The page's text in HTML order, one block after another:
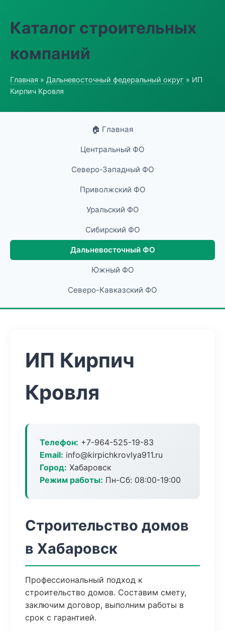
Каталог строительных
компаний
Главная » Дальневосточный федеральный округ » ИП
Кирпич Кровля
🏠 Главная
Центральный ФО
Северо-Западный ФО
Приволжский ФО
Уральский ФО
Сибирский ФО
Дальневосточный ФО
Южный ФО
Северо-Кавказский ФО
ИП Кирпич
Кровля
Телефон: +7-964-525-19-83
Email: info@kirpichkrovlya911.ru
Город: Хабаровск
Режим работы: Пн-Сб: 08:00-19:00
Строительство домов
в Хабаровск
Профессиональный подход к
строительство домов. Составим смету,
заключим договор, выполним работы в
срок с гарантией.